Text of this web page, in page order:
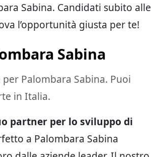
Sabina. Candidati subito alle
l’opportunità giusta per te!
Sabina
Palombara Sabina. Puoi
in Italia.
partner per lo sviluppo di
a Palombara Sabina